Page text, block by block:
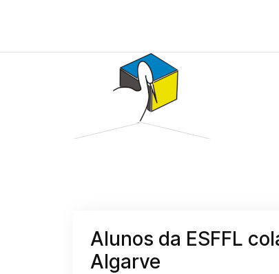
Alunos da ESFFL
Algarve